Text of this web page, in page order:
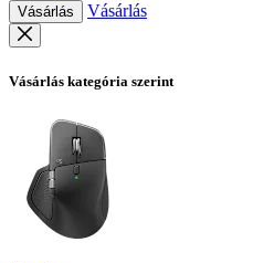
Vásárlás Vásárlás
Vásárlás kategória szerint